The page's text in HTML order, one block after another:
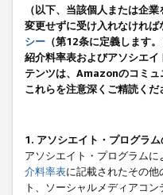
（以下、当該個人または企
変更せずに受け入れなけれ
シー （第12条に定義します
紹介料率表およびアソシエ
テンツは、Amazonのコミュ
これらを注意深くご精読くだ
1. アソシエイト・プログラム
アソシエイト・プログラムに
介料率表に記載されたその
ト、ソーシャルメディアコ